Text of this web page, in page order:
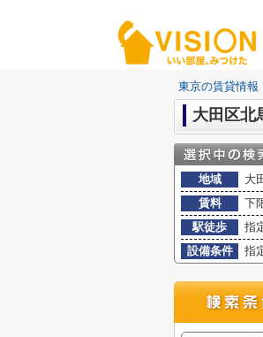
東京の賃貸情報
大田区北
地域
大
賃料
下
駅徒歩
指
設備条件
指